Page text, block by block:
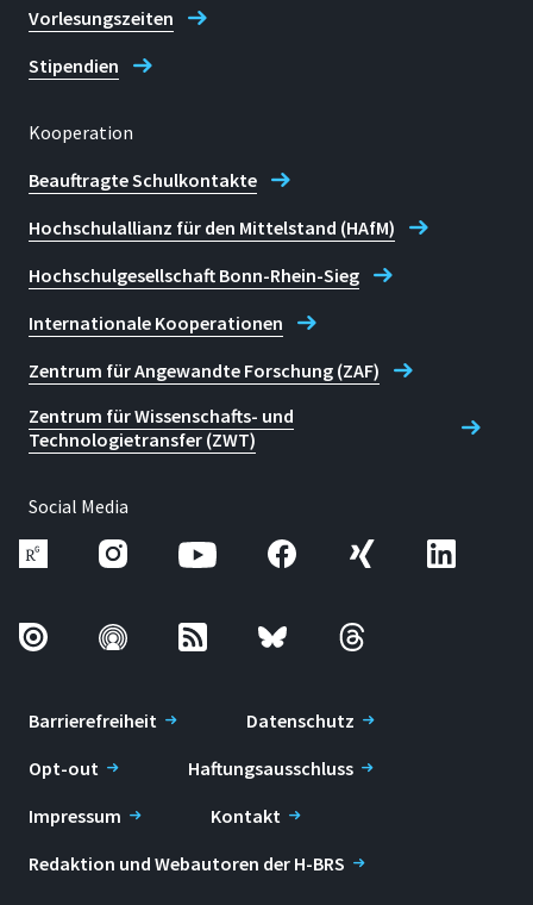
Vorlesungszeiten
Stipendien
Kooperation
Beauftragte Schulkontakte
Hochschulallianz für den Mittelstand (HAfM)
Hochschulgesellschaft Bonn-Rhein-Sieg
Internationale Kooperationen
Zentrum für Angewandte Forschung (ZAF)
Zentrum für Wissenschafts- und
Technologietransfer (ZWT)
Social Media
Barrierefreiheit
Datenschutz
Opt-out
Haftungsausschluss
Impressum
Kontakt
Redaktion und Webautoren der H-BRS